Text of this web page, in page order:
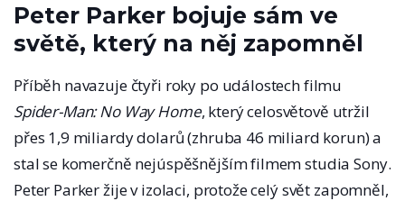
Peter Parker bojuje sám ve
světě, který na něj zapomněl
Příběh navazuje čtyři roky po událostech filmu
Spider-Man: No Way Home, který celosvětově utržil
přes 1,9 miliardy dolarů (zhruba 46 miliard korun) a
stal se komerčně nejúspěšnějším filmem studia Sony.
Peter Parker žije v izolaci, protože celý svět zapomněl,